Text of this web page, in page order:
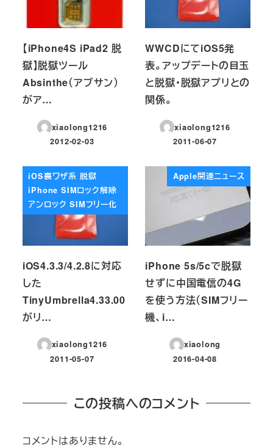
【iPhone4S iPad2 脱
獄】脱獄ツール
Absinthe（アブサン）
がア…
xiaolong1216
投稿日
2012-02-03
WWCDにてiOS5発
表。アップデートの目玉
と脱獄・脱獄アプリとの
関係。
xiaolong1216
投稿日
2011-06-07
iOS裏ワザ系 脱獄
iPhone SIMロック解除
アンロック SIMフリー化
iOS4.3.3/4.2.8に対応
した
TinyUmbrella4.33.00
がリ…
xiaolong1216
投稿日
2011-05-07
Apple関連ニュース
iPhone 5s/5cで脱獄
せずに中国電信の4G
を使う方法（SIMフリー
機、i…
xiaolong
投稿日
2016-04-08
この投稿へのコメント
コメントはありません。